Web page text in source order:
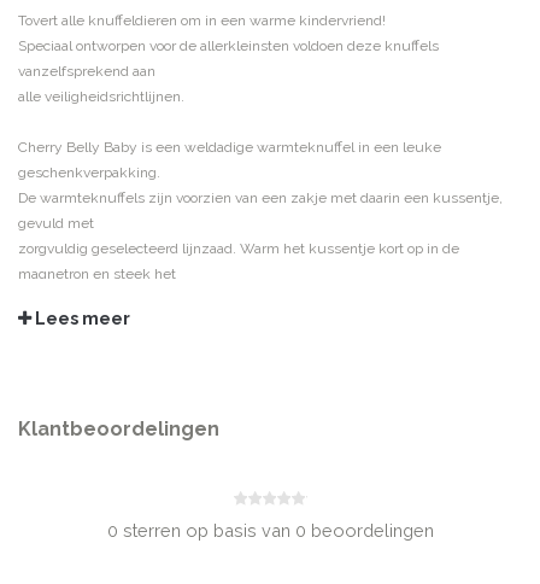
Tovert alle knuffeldieren om in een warme kindervriend!
Speciaal ontworpen voor de allerkleinsten voldoen deze knuffels
vanzelfsprekend aan
alle veiligheidsrichtlijnen.
Cherry Belly Baby is een weldadige warmteknuffel in een leuke
geschenkverpakking.
De warmteknuffels zijn voorzien van een zakje met daarin een kussentje,
gevuld met
zorgvuldig geselecteerd lijnzaad. Warm het kussentje kort op in de
magnetron en steek het
lussen of loshangende
Lees meer
Klantbeoordelingen
0 sterren op basis van 0 beoordelingen